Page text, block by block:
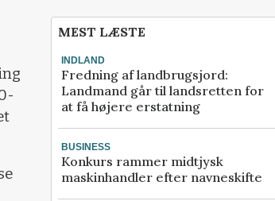
MEST LÆSTE
INDLAND
Fredning af landbrugsjord:
Landmand går til landsretten for
at få højere erstatning
BUSINESS
Konkurs rammer midtjysk
maskinhandler efter navneskifte